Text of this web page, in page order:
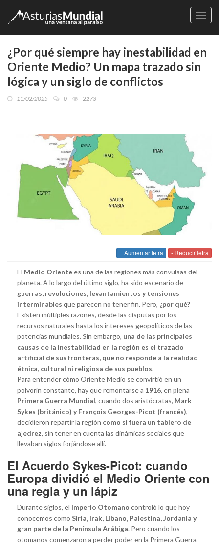
¿Por qué siempre hay inestabilidad en
Oriente Medio? Un mapa trazado sin
lógica y un siglo de conflictos
11/02/2025 0 2273
+ Aumentar letra - Reducir letra
El Medio Orientees una de las regiones más convulsas del
planeta. A lo largo del último siglo, ha sido escenario de
guerras, revoluciones, levantamientos y tensiones
interminables que parecen no tener fin. Pero, ¿por qué?
Existen múltiples razones, desde las disputas por los
recursos naturales hasta los intereses geopolíticos de las
potencias mundiales. Sin embargo, una de las principales
causas de la inestabilidad en la región es el trazado
artificial de sus fronteras, que no responde a la realidad
étnica, cultural ni religiosa de sus pueblos.
Para entender cómo Oriente Medio se convirtió en un
polvorín constante, hay que remontarse a 1916, en plena
Primera Guerra Mundial, cuando dos aristócratas, Mark
Sykes (británico) y François Georges-Picot (francés),
decidieron repartir la región como si fuera un tablero de
ajedrez, sin tener en cuenta las dinámicas sociales que
llevaban siglos forjándose allí.
El Acuerdo Sykes-Picot: cuando
Europa dividió el Medio Oriente con
una regla y un lápiz
Durante siglos, el Imperio Otomano controló lo que hoy
conocemos como Siria, Irak, Líbano, Palestina, Jordania y
gran parte de la Península Arábiga. Pero cuando los
otomanos comenzaron a perder poder en la Primera Guerra